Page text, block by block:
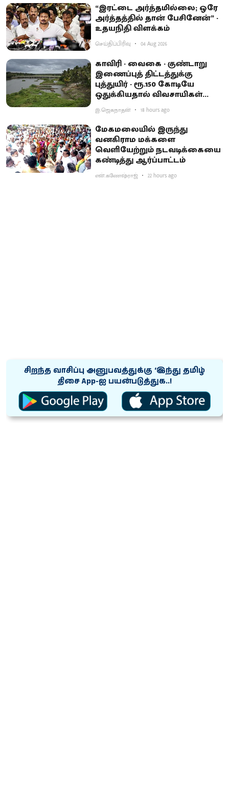
“இரட்டை அர்த்தமில்லை; ஒரே
அர்த்தத்தில் தான் பேசினேன்” -
உதயநிதி விளக்கம்
செய்திப்பிரிவு 04 Aug 2026
காவிரி - வைகை - குண்டாறு
இணைப்புத் திட்டத்துக்கு
புத்துயிர் - ரூ.150 கோடியே
ஒதுக்கியதால் விவசாயிகள்
ஏமாற்றம்
இ.ஜெகநாதன் 18 hours ago
மேகமலையில் இருந்து
வனகிராம மக்களை
வெளியேற்றும் நடவடிக்கையை
கண்டித்து ஆர்ப்பாட்டம்
என்.கணேஷ்ராஜ் 22 hours ago
சிறந்த வாசிப்பு அனுபவத்துக்கு ‘இந்து தமிழ்
திசை App-ஐ பயன்படுத்துக..!